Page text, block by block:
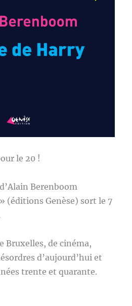
le 20 !
Berenboom
(éditions Genèse) sort le 7
Bruxelles, de cinéma,
d’aujourd’hui et
trente et quarante.